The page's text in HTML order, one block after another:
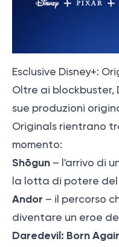
Esclusive Disney+:
Oltre ai blockbuster,
sue produzioni
Originals rientrano
momento:
Shōgun – l'arrivo di
la lotta di potere
Andor – il percorso
diventare un eroe
Daredevil: Born